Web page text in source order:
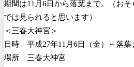
期間は11月6日から落葉まで。（おそ
では見られると思います）
＜三春大神宮＞
日時 平成27年11月6日（金）～落
場所 三春大神宮